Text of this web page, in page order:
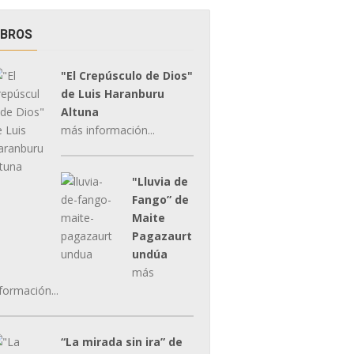
"El Crepúsculo de Dios"
de Luis Haranburu
Altuna
más información...
"Lluvia de
Fango” de
Maite
Pagazaurt
undúa
más
“La mirada sin ira” de